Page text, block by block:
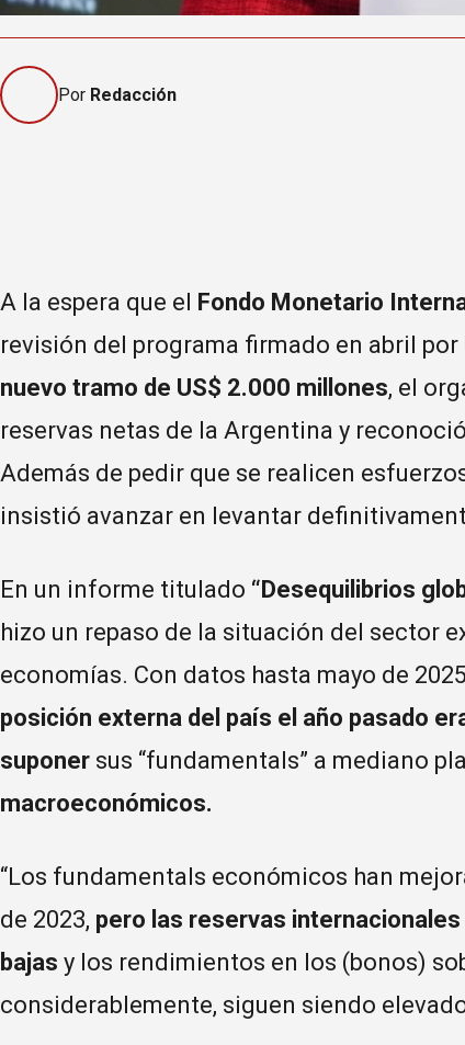
Por Redacción
A la espera que el Fondo Monetario
revisión del programa firmado en abril por
nuevo tramo de US$ 2.000 millones, el
reservas netas de la Argentina y
Además de pedir que se realicen
insistió avanzar en levantar
En un informe titulado “Desequilibrios
hizo un repaso de la situación del sector
economías. Con datos hasta mayo de
posición externa del país el año pasado
suponer sus “fundamentals” a mediano
macroeconómicos.
“Los fundamentals económicos han
de 2023, pero las reservas
bajas y los rendimientos en los (bonos)
considerablemente, siguen siendo